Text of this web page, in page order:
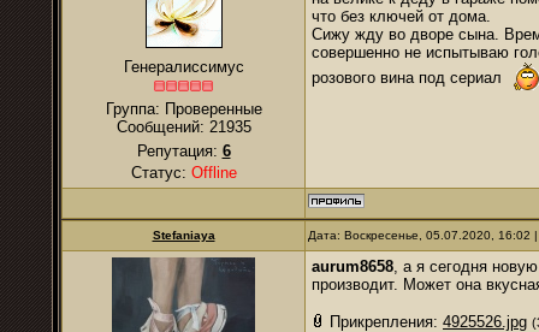
Генералиссимус
Группа: Проверенные
Сообщений: 21935
Репутация: 6
Статус: Offline
что без ключей от дома.
Сижу жду во дворе сына.
совершенно не испытываю
розового вина под сериал
Stefaniaya Дата: Воскресенье, 05.07.2020,
aurum8658, а я сегодня
производит. Может она
Прикрепления: 4925526.jpg